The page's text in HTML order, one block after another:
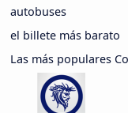
autobuses
el billete más barato
Las más populares